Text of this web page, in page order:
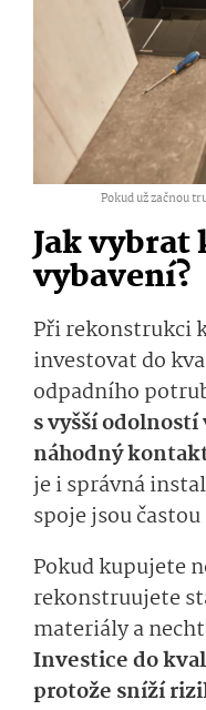
Pokud už začnou
Jak
vybavení?
Při rekonstrukci
investovat do
odpadního
s vyšší
náhodný
je i správná
spoje jsou
Pokud kupujete
rekonstruujete
materiály a
Investice do
protože sníží